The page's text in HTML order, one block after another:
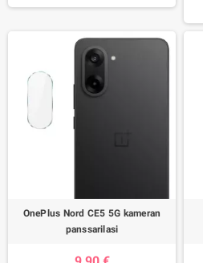
OnePlus Nord CE5 5G kameran
panssarilasi